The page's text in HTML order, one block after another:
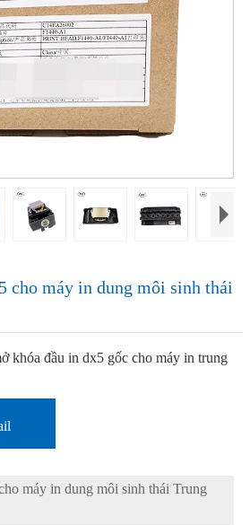
cho máy in dung môi sinh thái
khóa đầu in dx5 gốc cho máy in trung
máy in dung môi sinh thái Trung